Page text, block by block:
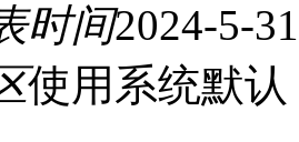
时间2024-5-
使用系统默认